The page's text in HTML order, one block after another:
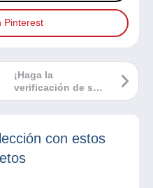
Pinterest
¡Haga la
verificación de su
cuenta Delcampe
con estos